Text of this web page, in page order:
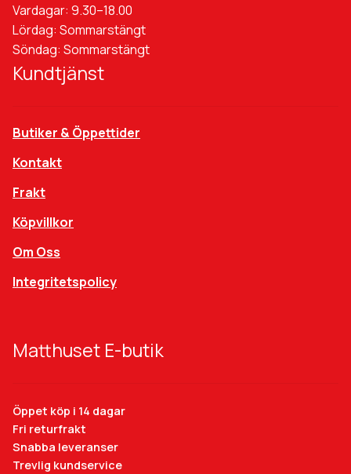
Vardagar: 9.30–18.00
Lördag: Sommarstängt
Söndag: Sommarstängt
Kundtjänst
Butiker & Öppettider
Kontakt
Frakt
Köpvillkor
Om Oss
Integritetspolicy
Matthuset E-butik
Öppet köp i 14 dagar
Fri returfrakt
Snabba leveranser
Trevlig kundservice